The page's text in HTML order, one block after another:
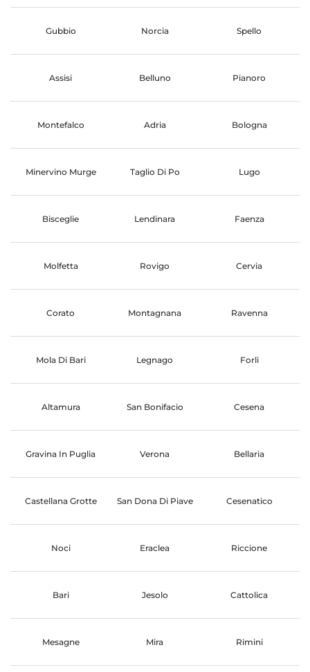
Gubbio Norcia Spello
Assisi Belluno Pianoro
Montefalco Adria Bologna
Minervino Murge Taglio Di Po Lugo
Bisceglie Lendinara Faenza
Molfetta Rovigo Cervia
Corato Montagnana Ravenna
Mola Di Bari Legnago Forli
Altamura San Bonifacio Cesena
Gravina In Puglia Verona Bellaria
Castellana Grotte San Dona Di Piave Cesenatico
Noci Eraclea Riccione
Bari Jesolo Cattolica
Mesagne Mira Rimini